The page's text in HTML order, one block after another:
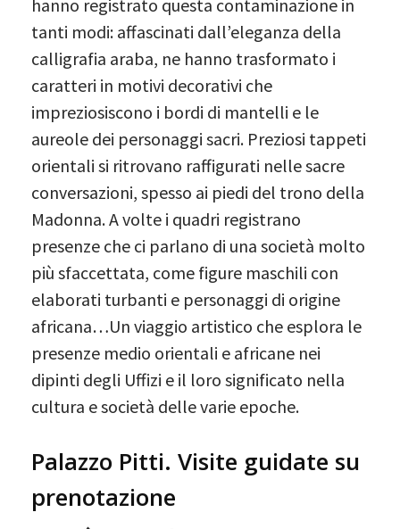
hanno registrato questa contaminazione in
tanti modi: affascinati dall’eleganza della
calligrafia araba, ne hanno trasformato i
caratteri in motivi decorativi che
impreziosiscono i bordi di mantelli e le
aureole dei personaggi sacri. Preziosi tappeti
orientali si ritrovano raffigurati nelle sacre
conversazioni, spesso ai piedi del trono della
Madonna. A volte i quadri registrano
presenze che ci parlano di una società molto
più sfaccettata, come figure maschili con
elaborati turbanti e personaggi di origine
africana…Un viaggio artistico che esplora le
presenze medio orientali e africane nei
dipinti degli Uffizi e il loro significato nella
cultura e società delle varie epoche.
Palazzo Pitti. Visite guidate su
prenotazione